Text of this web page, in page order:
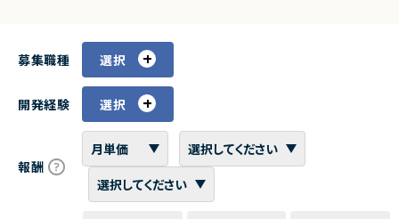
募集職種 選択
開発経験 選択
報酬